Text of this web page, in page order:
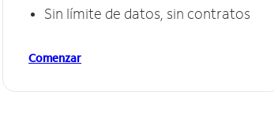
Sin límite de datos, sin contratos
Comenzar